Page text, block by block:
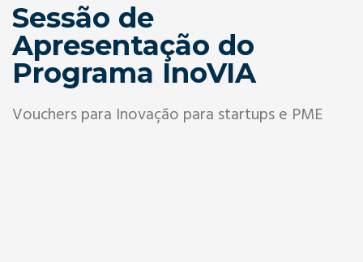
Sessão de
Apresentação do
Programa InoVIA
Vouchers para Inovação para startups e PME